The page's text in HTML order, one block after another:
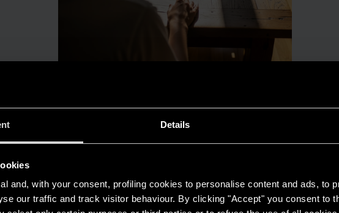
Details
and, with your consent, profiling cookies to personalise content and ads, to
our traffic and track visitor behaviour. By clicking "Accept" you consent to
Quanto consuma un condizionatore?